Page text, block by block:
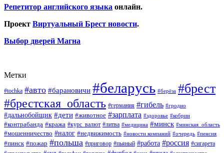
Репетитор английского языка онлайн.
Проект Виртуальный Брест новости.
Выбор дверей Магна
Метки
#tochka #авто #барановичи #беларусь #берёза #брест
#брестская_область #германия #гибель #гродно
#дальнобойщик #дети #животное #зарплата #здоровье #кобрин
#контрабанда #кража #курс_валют #литва #медицина #минск #минская_область
#мошенничество #налог #недвижимость #новости компаний #очередь #пенсия
#пинск #пожар #польша #приговор #пьяный #работа #россия #сигарета